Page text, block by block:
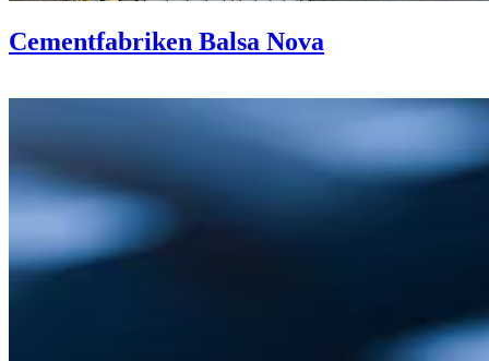
Cementfabriken Balsa Nova